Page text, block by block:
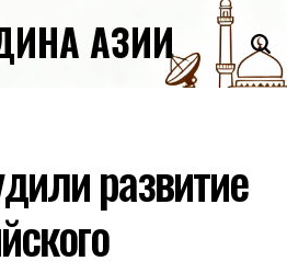
АЗИИ
развитие